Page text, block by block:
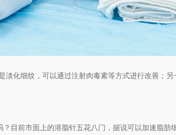
化细纹，可以通过注射肉毒素等方式进行改善；
目前市面上的溶脂针五花八门，据说可以加速脂